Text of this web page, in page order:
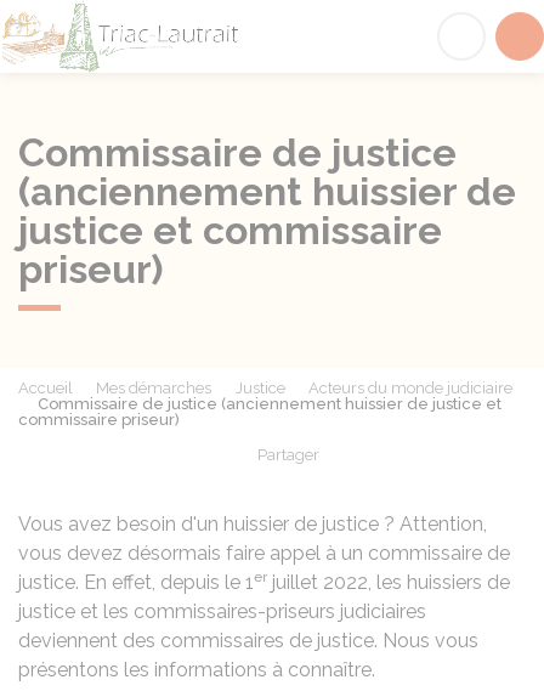
Commissaire de justice
(anciennement huissier de
justice et commissaire
priseur)
Accueil Mes démarches Justice
Acteurs du monde judiciaire
Commissaire de justice (anciennement huissier de justice et
commissaire priseur)
Partager
Vous avez besoin d'un huissier de justice ? Attention,
vous devez désormais faire appel à un commissaire de
justice. En effet, depuis le 1er juillet 2022, les huissiers de
justice et les commissaires-priseurs judiciaires
deviennent des commissaires de justice. Nous vous
présentons les informations à connaître.